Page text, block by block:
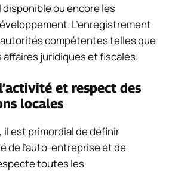
disponible ou encore les
L’enregistrement
compétentes telles que
affaires juridiques et fiscales.
et respect des
locales
il est primordial de définir
de l’auto-entreprise et de
toutes les